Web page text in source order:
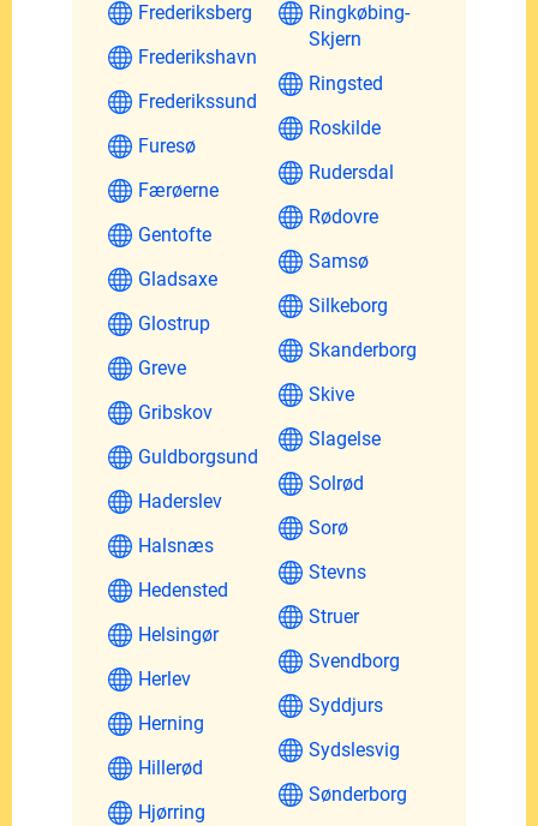
Frederiksberg
Frederikshavn
Frederikssund
Furesø
Færøerne
Gentofte
Gladsaxe
Glostrup
Greve
Gribskov
Guldborgsund
Haderslev
Halsnæs
Hedensted
Helsingør
Herlev
Herning
Hillerød
Hjørring
Ringkøbing-
Skjern
Ringsted
Roskilde
Rudersdal
Rødovre
Samsø
Silkeborg
Skanderborg
Skive
Slagelse
Solrød
Sorø
Stevns
Struer
Svendborg
Syddjurs
Sydslesvig
Sønderborg